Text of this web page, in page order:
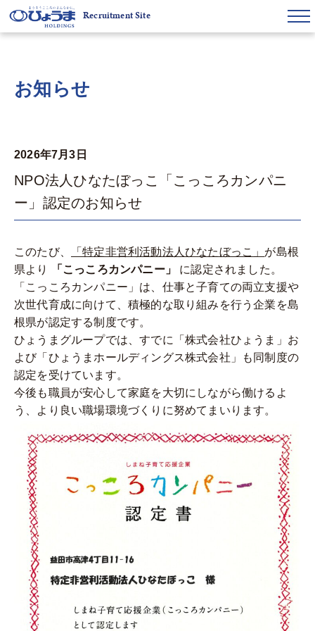
Recruitment Site
お知らせ
2026年7月3日
NPO法人ひなたぼっこ「こっころカンパニ
ー」認定のお知らせ
このたび、 「特定非営利活動法人ひなたぼっこ」 が島根
県より
「こっころカンパニー」
に認定されました。
「こっころカンパニー」は、仕事と子育ての両立支援や
次世代育成に向けて、積極的な取り組みを行う企業を島
根県が認定する制度です。
ひょうまグループでは、すでに「株式会社ひょうま」お
よび「ひょうまホールディングス株式会社」も同制度の
認定を受けています。
今後も職員が安心して家庭を大切にしながら働けるよ
う、より良い職場環境づくりに努めてまいります。